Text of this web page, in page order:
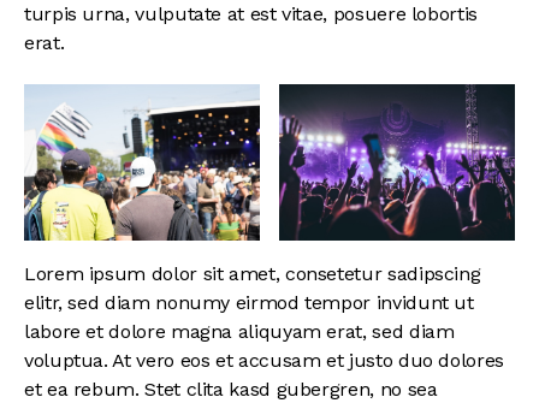
turpis urna, vulputate at est vitae, posuere lobortis
erat.
Lorem ipsum dolor sit amet, consetetur sadipscing
elitr, sed diam nonumy eirmod tempor invidunt ut
labore et dolore magna aliquyam erat, sed diam
voluptua. At vero eos et accusam et justo duo dolores
et ea rebum. Stet clita kasd gubergren, no sea